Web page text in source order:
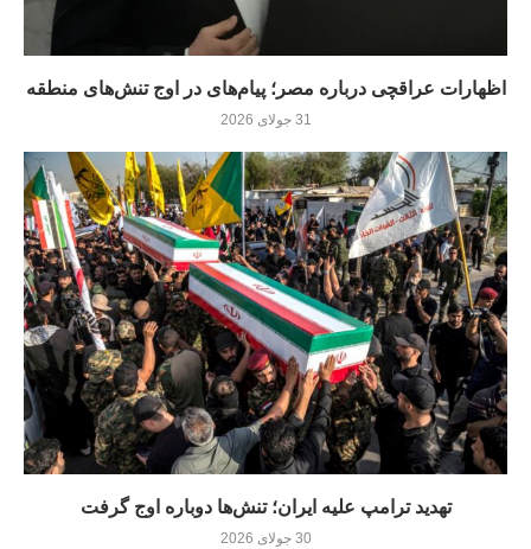
اظهارات عراقچی درباره مصر؛ پیام‌های در اوج تنش‌های منطقه
31 جولای 2026
تهدید ترامپ علیه ایران؛ تنش‌ها دوباره اوج گرفت
30 جولای 2026